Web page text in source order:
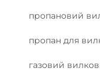
пропановий
пропан для
газовий